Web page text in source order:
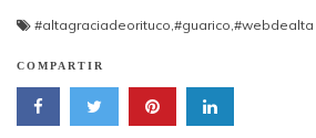
#altagraciadeorituco #guarico #webdealta
COMPARTIR